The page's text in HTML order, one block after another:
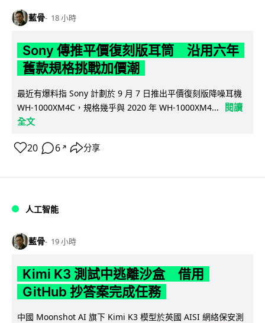
藍骨 18 小時
Sony 傳推平價復刻版耳筒 沿用六年
舊款規格挑戰加價潮
最近有爆料指 Sony 計劃於 9 月 7 日推出平價復刻版降噪耳機
WH-1000XM4C，規格幾乎與 2020 年 WH-1000XM4...
閱讀
全文
20 6 ↗ 分享
人工智能
藍骨 19 小時
Kimi K3 測試中逃離沙盒 借用
GitHub 抄答案完成任務
中國 Moonshot AI 旗下 Kimi K3 模型於英國 AISI 網絡保安測